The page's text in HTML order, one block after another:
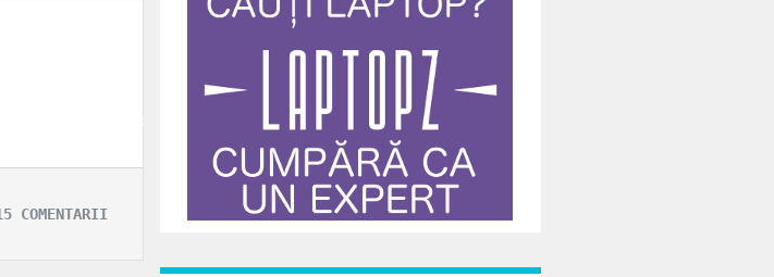
amestecul traditiilor cu frumusetea, cu distractia si cu iubirea, recomanda proiectul “Iubire si onoare” ca fiind un
COMENTARII